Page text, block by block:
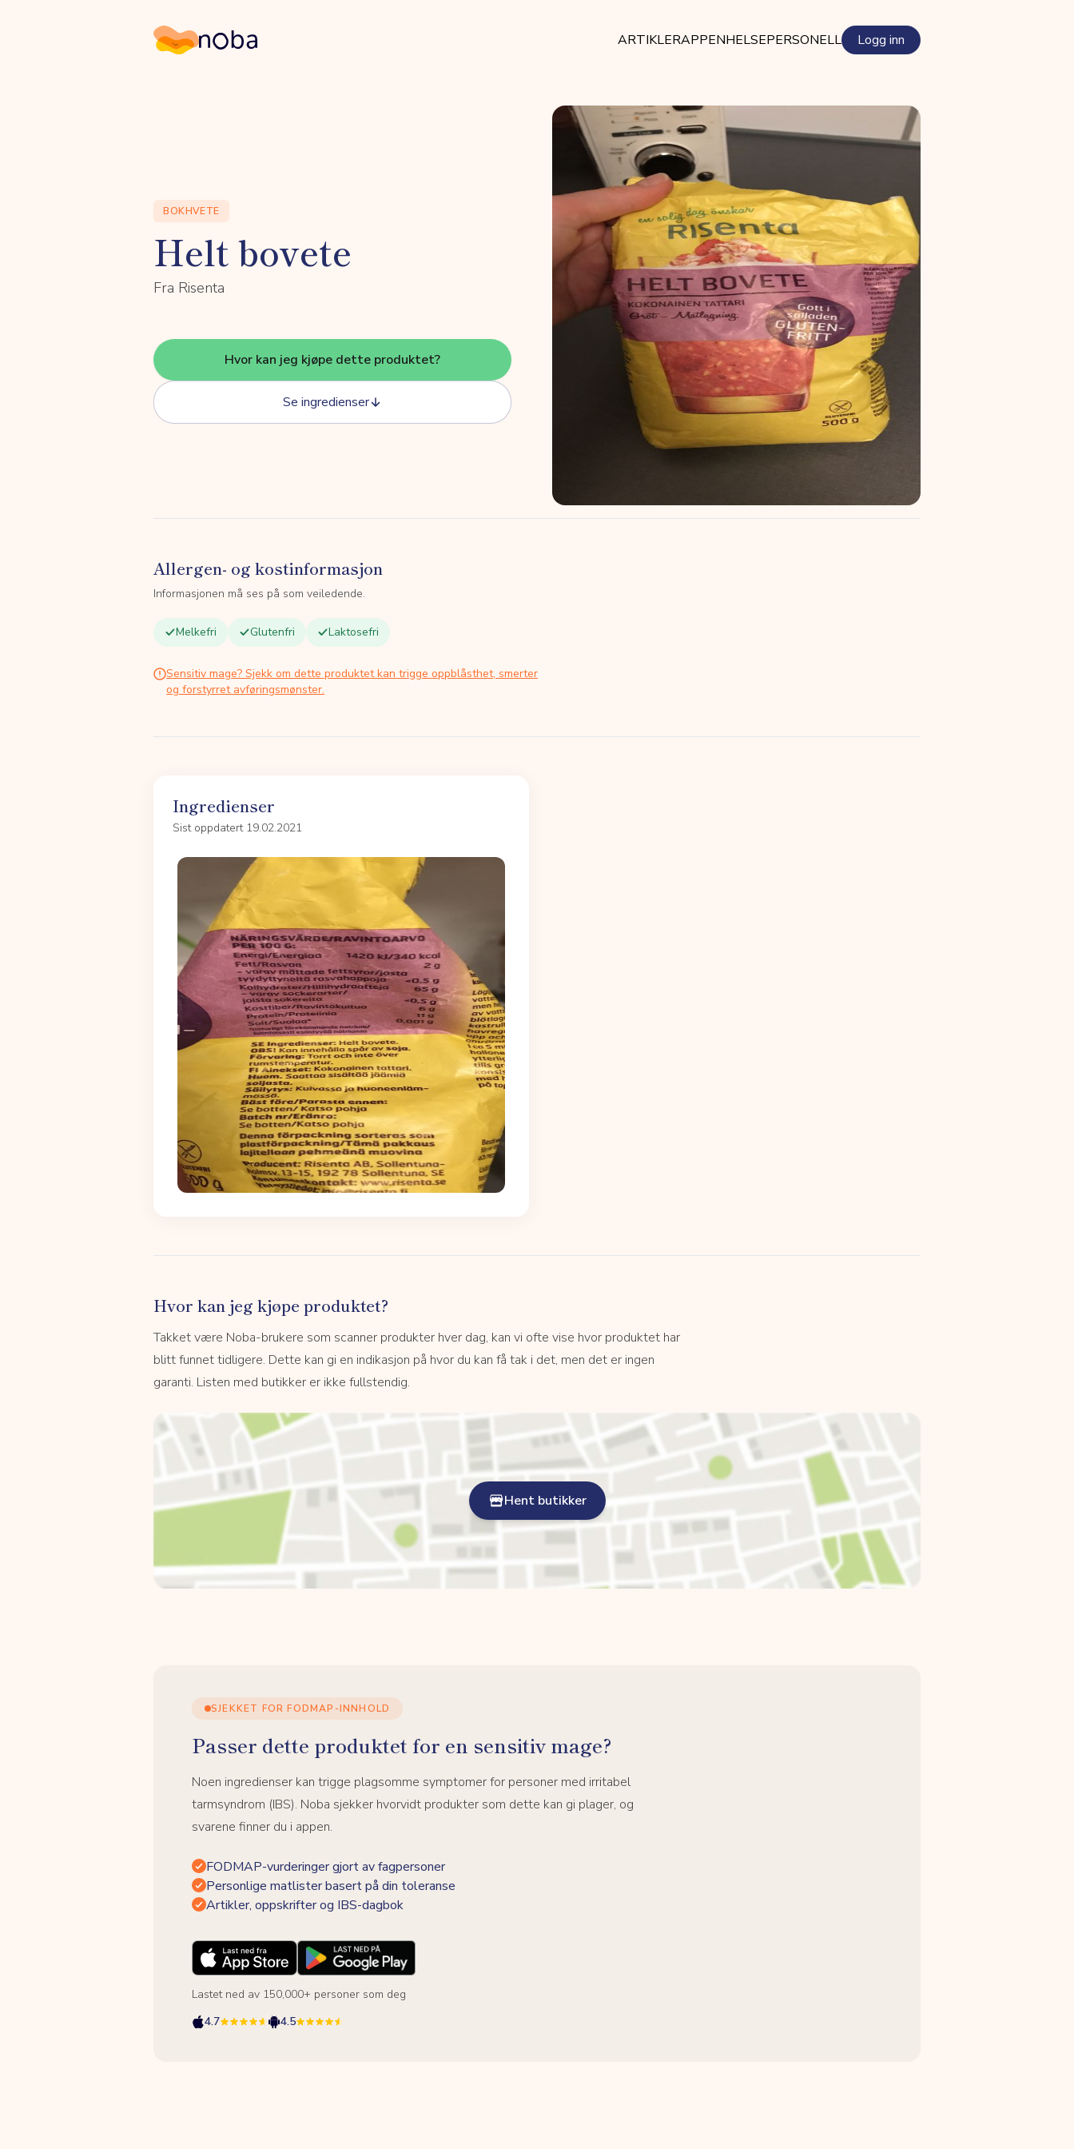
Noba ARTIKLERAPPENHELSEPERSONELL Logg inn
BOKHVETE
Helt bovete
Fra Risenta
Hvor kan jeg kjøpe dette produktet?
Se ingredienser
Allergen- og kostinformasjon
Informasjonen må ses på som veiledende.
Melkefri Glutenfri Laktosefri
Sensitiv mage? Sjekk om dette produktet kan trigge oppblåsthet, smerter
og forstyrret avføringsmønster.
Ingredienser
Sist oppdatert 19.02.2021
Hvor kan jeg kjøpe produktet?
Takket være Noba-brukere som scanner produkter hver dag, kan vi ofte vise hvor produktet har
blitt funnet tidligere. Dette kan gi en indikasjon på hvor du kan få tak i det, men det er ingen
garanti. Listen med butikker er ikke fullstendig.
Hent butikker
SJEKKET FOR FODMAP-INNHOLD
Passer dette produktet for en sensitiv mage?
Noen ingredienser kan trigge plagsomme symptomer for personer med irritabel
tarmsyndrom (IBS). Noba sjekker hvorvidt produkter som dette kan gi plager, og
svarene finner du i appen.
FODMAP-vurderinger gjort av fagpersoner
Personlige matlister basert på din toleranse
Artikler, oppskrifter og IBS-dagbok
Lastet ned av 150,000+ personer som deg
4.7
4.5